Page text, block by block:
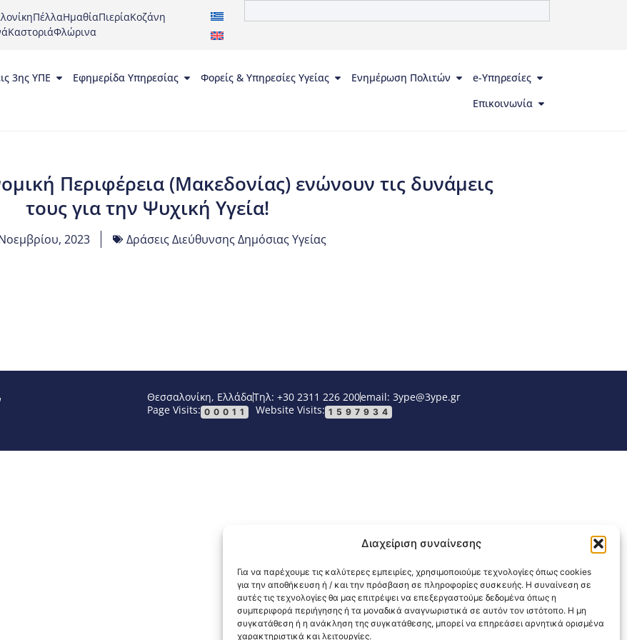
Διαχείριση συναίνεσης
Για να παρέχουμε τις καλύτερες εμπειρίες, χρησιμοποιούμε τεχνολογίες όπως cookies
για την αποθήκευση ή / και την πρόσβαση σε πληροφορίες συσκευής. Η συναίνεση σε
αυτές τις τεχνολογίες θα μας επιτρέψει να επεξεργαστούμε δεδομένα όπως η
συμπεριφορά περιήγησης ή τα μοναδικά αναγνωριστικά σε αυτόν τον ιστότοπο. Η μη
συγκατάθεση ή η ανάκληση της συγκατάθεσης, μπορεί να επηρεάσει αρνητικά ορισμένα
χαρακτηριστικά και λειτουργίες.
ΠέλλαΗμαθίαΠιερίαΚοζάνη
ΚαστοριάΦλώρινα
3ης ΥΠΕ Εφημερίδα Υπηρεσίας Φορείς & Υπηρεσίες Υγείας Ενημέρωση Πολιτών
e-Υπηρεσίες
Επικοινωνία
Περιφέρεια (Μακεδονίας) ενώνουν τις δυνάμεις
τους για την Ψυχική Υγεία!
2023 Δράσεις Διεύθυνσης Δημόσιας Υγείας
Θεσσαλονίκη, ΕλλάδαΤηλ: +30 2311 226 200email: 3ype@3ype.gr
Page Visits: 00011 Website Visits: 1597934